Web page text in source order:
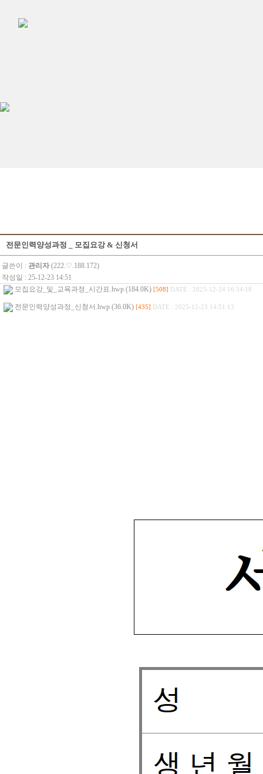
전문인력양성과정 _ 모집요강 & 신청서
글쓴이 : 관리자 (222.♡.188.172)
작성일 : 25-12-23 14:51
모집요강_및_교육과정_시간표.hwp (184.0K) [508] DATE : 2025-12-24 16:34:18
전문인력양성과정_신청서.hwp (36.0K) [435] DATE : 2025-12-23 14:51:13